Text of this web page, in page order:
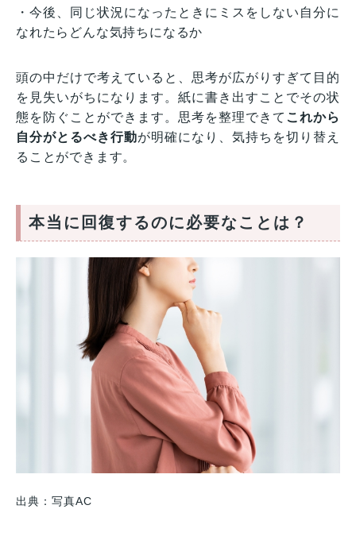
・今後、同じ状況になったときにミスをしない自分に
なれたらどんな気持ちになるか
頭の中だけで考えていると、思考が広がりすぎて目的
を見失いがちになります。紙に書き出すことでその状
態を防ぐことができます。思考を整理できて これから
自分がとるべき行動が明確になり、気持ちを切り替え
ることができます。
本当に回復するのに必要なことは？
出典：写真AC